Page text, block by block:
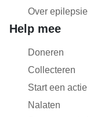
Over epilepsie
Help mee
Doneren
Collecteren
Start een actie
Nalaten